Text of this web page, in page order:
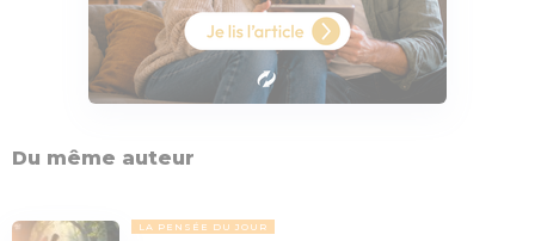
Du même auteur
LA PENSÉE DU JOUR